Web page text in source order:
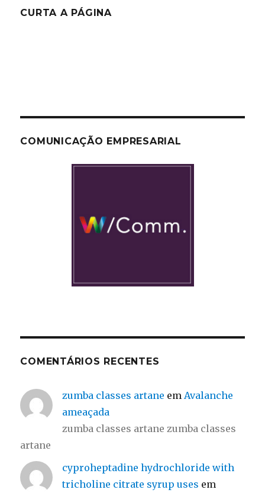
CURTA A PÁGINA
COMUNICAÇÃO EMPRESARIAL
COMENTÁRIOS RECENTES
zumba classes artane em Avalanche
ameaçada
zumba classes artane zumba classes
artane
cyproheptadine hydrochloride with
tricholine citrate syrup uses em